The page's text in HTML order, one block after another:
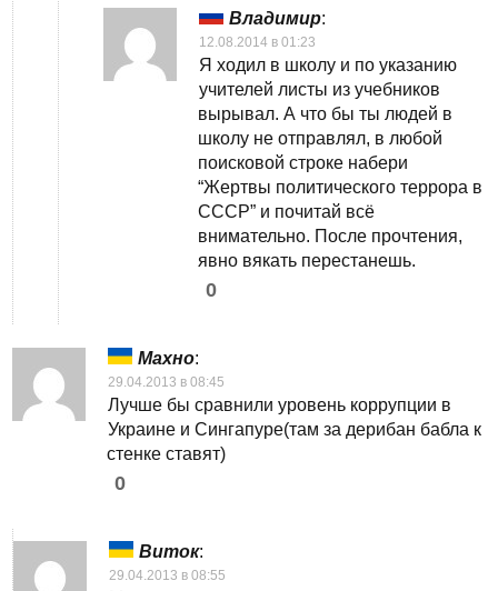
Владимир:
12.08.2014 в 01:23
Я ходил в школу и по указанию
учителей листы из учебников
вырывал. А что бы ты людей в
школу не отправлял, в любой
поисковой строке набери
“Жертвы политического террора в
СССР” и почитай всё
внимательно. После прочтения,
явно вякать перестанешь.
0
Махно:
29.04.2013 в 08:45
Лучше бы сравнили уровень коррупции в
Украине и Сингапуре(там за дерибан бабла к
стенке ставят)
0
Виток:
29.04.2013 в 08:55